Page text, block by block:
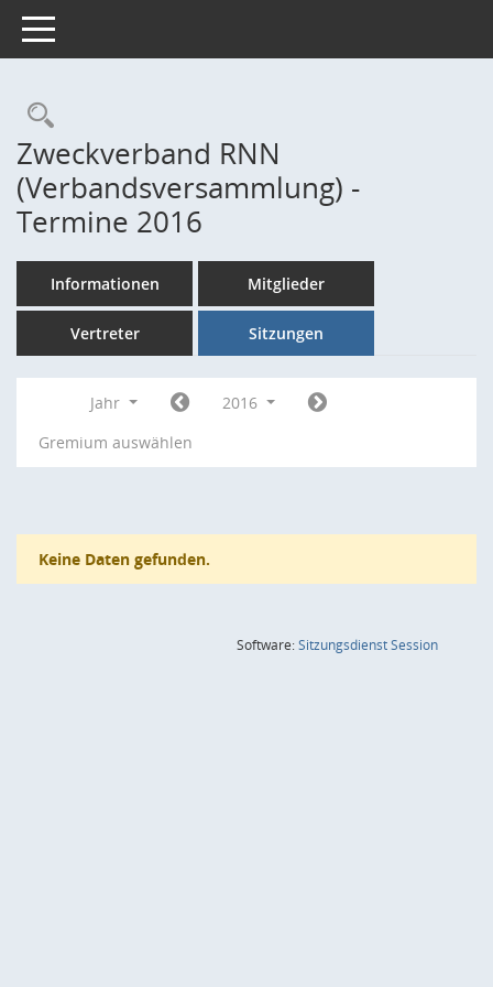
Toggle navigation
Rechercheauswahl
Zweckverband RNN
(Verbandsversammlung) -
Termine 2016
Informationen Mitglieder
Vertreter Sitzungen
Jahr
2016
Gremium auswählen
Keine Daten gefunden.
Software:SitzungsdienstSession(Wird in